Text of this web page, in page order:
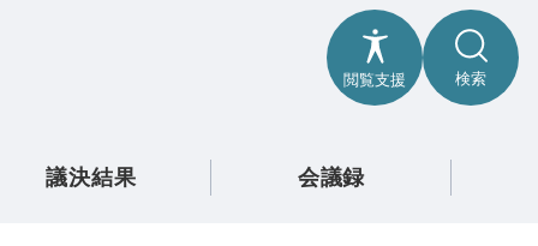
閲覧支援 検索
議決結果 会議録